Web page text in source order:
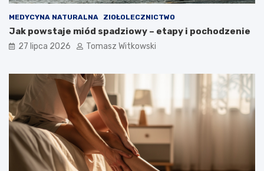
MEDYCYNA NATURALNA ZIOŁOLECZNICTWO
Jak powstaje miód spadziowy – etapy i pochodzenie
27 lipca 2026 Tomasz Witkowski